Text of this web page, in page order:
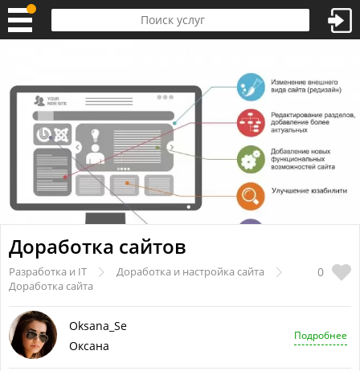
Доработка сайтов
0
Разработка и IT
Доработка и настройка сайта
Доработка сайта
Oksana_Se
Оксана
Подробнее